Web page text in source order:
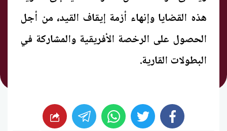
هذه القضايا وإنهاء أزمة إيقاف القيد، من أجل
الحصول على الرخصة الأفريقية والمشاركة في
البطولات القارية.
facebook
twitter
whats شارك